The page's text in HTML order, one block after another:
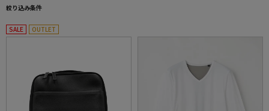
絞り込み条件
SALE OUTLET